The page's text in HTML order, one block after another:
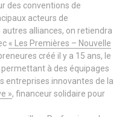
des conventions de
acteurs de
alliances, on retiendra
« Les Premières – Nouvelle
créé il y a 15 ans, le
à des équipages
entreprises innovantes de la
», financeur solidaire pour